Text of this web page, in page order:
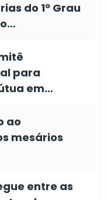
do 1º Grau
para
em…
ao
mesários
entre as